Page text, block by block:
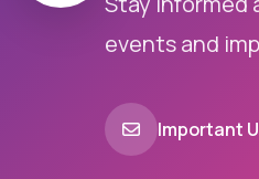
events and
Important